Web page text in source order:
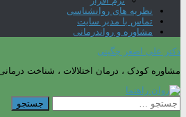
نظریه های روانشناسی
تماس با مدیر سایت
مشاوره و رواندرمانی
دکتر علی اصغر چگینی
مشاوره کودک ، درمان اختلالات ، شناخت
جستجو
برای: